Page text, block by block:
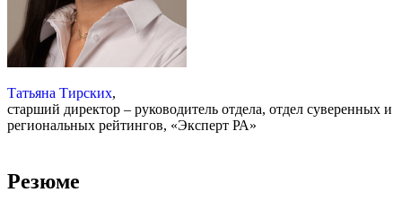
Татьяна Тирских,
старший директор – руководитель отдела, отдел суверенных и
региональных рейтингов, «Эксперт РА»
Резюме